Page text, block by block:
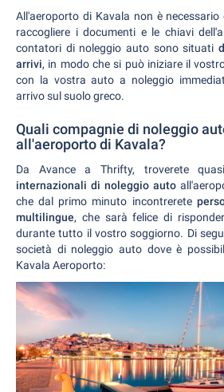
All'aeroporto di Kavala non è
raccogliere i documenti e le chiavi
contatori di noleggio auto sono situati
arrivi, in modo che si può iniziare il
con la vostra auto a noleggio
arrivo sul suolo greco.
Quali compagnie di noleggio
all'aeroporto di Kavala?
Da Avance a Thrifty, troverete
internazionali di noleggio auto
che dal primo minuto incontrerete
multilingue, che sarà felice di
durante tutto il vostro soggiorno. Di
società di noleggio auto dove è
Kavala Aeroporto: